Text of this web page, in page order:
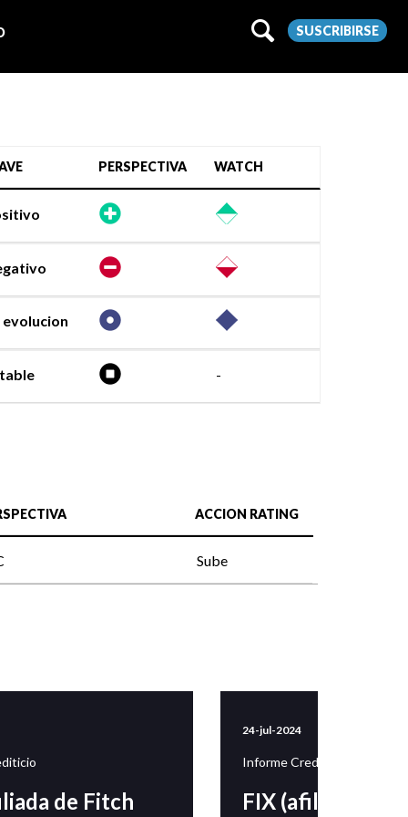
SUSCRIBIRSE
PERSPECTIVA WATCH
evolucion
-
ACCION RATING
Sube
de Fitch
24-jul-2024
Informe Crediticio
FIX (afiliada de